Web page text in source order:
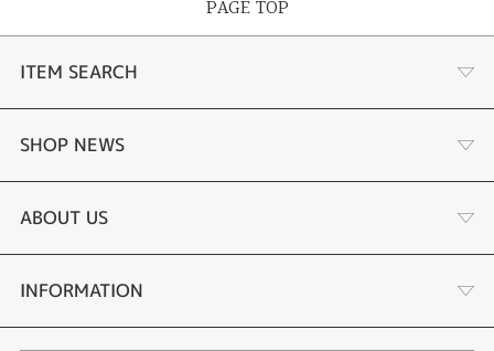
PAGE TOP
ITEM SEARCH
婚約指輪
結婚指輪
セットリング
SHOP NEWS
商品一覧
ブランドリスト
ABOUT US
店舗情報・会社概要
INFORMATION